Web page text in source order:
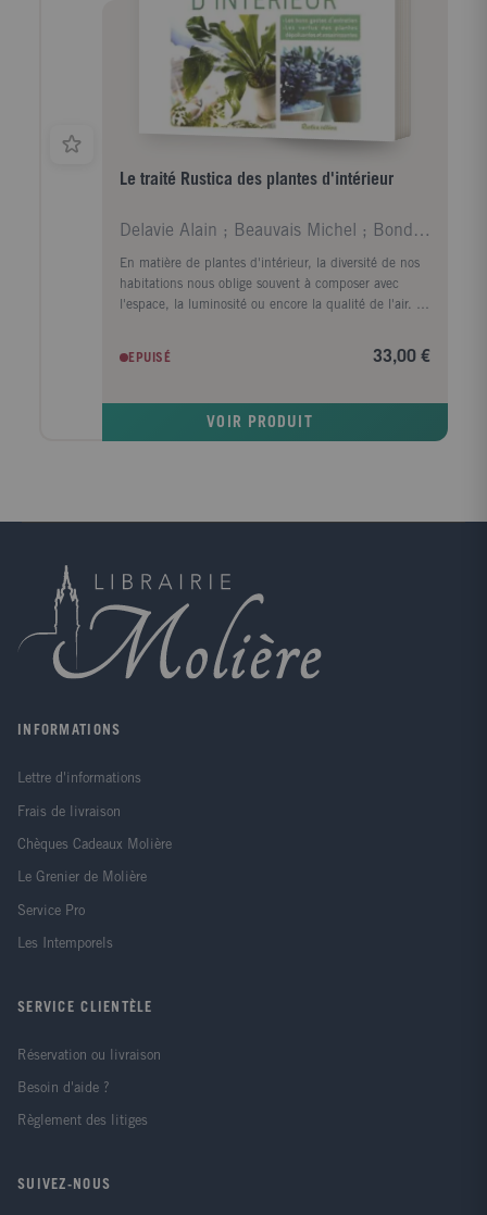
des kystes et tumeurs ayant une origine odontogène.
Destiné aux professeurs et étudiants en médecine
dentaire et en stomatologie, cet ouvrage s'adresse
également aux dentistes, aux stomatologistes, aux
chirurgiens maxillofaciaux, aux chirurgiens plasticiens,
aux otorhinolaryngologistes et aux
Le traité Rustica des plantes d'intérieur
Delavie Alain ; Beauvais Michel ; Bonduel Philippe
En matière de plantes d'intérieur, la diversité de nos
habitations nous oblige souvent à composer avec
l'espace, la luminosité ou encore la qualité de l'air. Le
fleuries, parmi lesquelles vous aurez l'embarras du
passionnés, cet ouvrage vous donnera toutes les clés
contribueront à en assainir l'air grâce à leurs vertus
dépolluantes.
EPUISÉ 33,00 €
VOIR PRODUIT
INFORMATIONS
Lettre d'informations
Frais de livraison
Chèques Cadeaux Molière
Le Grenier de Molière
Service Pro
Les Intemporels
SERVICE CLIENTÈLE
Réservation ou livraison
Besoin d'aide ?
Règlement des litiges
SUIVEZ-NOUS